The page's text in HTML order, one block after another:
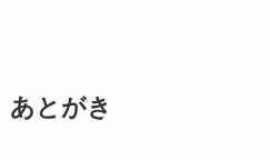
あとがき